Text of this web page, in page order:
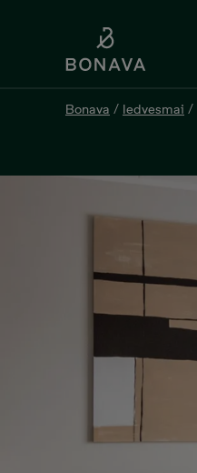
Bonava / Iedvesmai /